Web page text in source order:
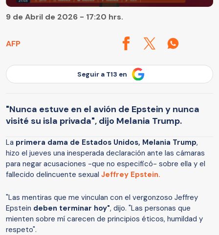
AFP
9 de Abril de 2026 - 17:20 hrs.
Seguir a T13 en
"Nunca estuve en el avión de Epstein y nunca
visité su isla privada", dijo Melania Trump.
La primera dama de Estados Unidos, Melania Trump,
hizo el jueves una inesperada declaración ante las cámaras
para negar acusaciones -que no especificó- sobre ella y el
fallecido delincuente sexual Jeffrey Epstein.
"Las mentiras que me vinculan con el vergonzoso Jeffrey
Epstein deben terminar hoy", dijo. "Las personas que
mienten sobre mí carecen de principios éticos, humildad y
respeto".